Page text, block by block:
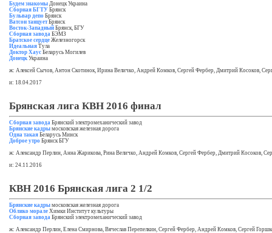
Будем знакомы Донецк Украина
Сборная БГТУ Брянск
Бульвар депо Брянск
Ватсон танцуетБрянск
Восток-Западный Брянск, БГУ
Сборная завода БЭМЗ
Братское сердце Железногорск
Идеальная Тула
Доктор Хаус Беларусь Могилев
Донецк Украина
ж: Алексей Сычов, Антон Скотинок, Ирина Величко, Андрей Комков, Сергей Фербер, Дмитрий Косоков,
и: 18.04.2017
Брянская лига КВН 2016 финал
Сборная завода Брянский электромеханический завод
Брянские кадры московская железная дорога
Одна такая Беларусь Минск
Доброе утро Брянск БГУ
ж: Александр Перлин, Анна Жарикова, Рина Величко, Андрей Комков, Сергей Фербер, Дмитрий Косоков,
и: 24.11.2016
КВН 2016 Брянская лига 2 1/2
Брянские кадры московская железная дорога
Облико морале Химки Институт культуры
Сборная завода Брянский электромеханический завод
ж: Александр Перлин, Елена Смирнова, Вячеслав Перепелкин, Сергей Фербер, Андрей Комков, Сергей